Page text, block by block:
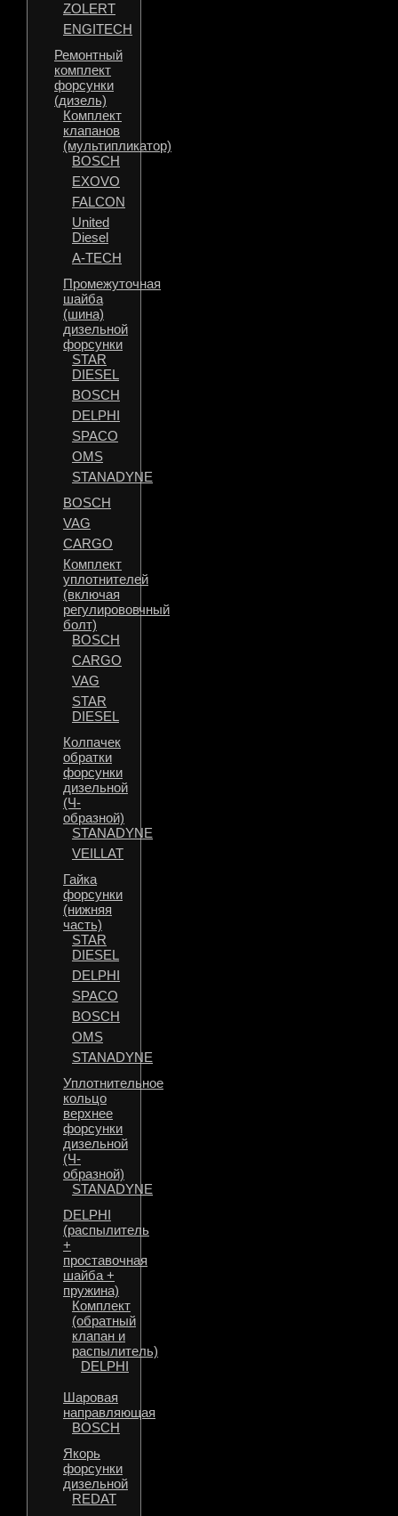
ZOLERT
ENGITECH
Ремонтный
комплект
форсунки
(дизель)
Комплект
клапанов
(мультипликатор)
BOSCH
EXOVO
FALCON
United
Diesel
A-TECH
Промежуточная
шайба
(шина)
дизельной
форсунки
STAR
DIESEL
BOSCH
DELPHI
SPACO
OMS
STANADYNE
BOSCH
VAG
CARGO
Комплект
уплотнителей
(включая
регулирововчный
болт)
BOSCH
CARGO
VAG
STAR
DIESEL
Колпачек
обратки
форсунки
дизельной
(Ч-
образной)
STANADYNE
VEILLAT
Гайка
форсунки
(нижняя
часть)
STAR
DIESEL
DELPHI
SPACO
BOSCH
OMS
STANADYNE
Уплотнительное
кольцо
верхнее
форсунки
дизельной
(Ч-
образной)
STANADYNE
DELPHI
(распылитель
+
проставочная
шайба +
пружина)
Комплект
(обратный
клапан и
распылитель)
DELPHI
Шаровая
направляющая
BOSCH
Якорь
форсунки
дизельной
REDAT